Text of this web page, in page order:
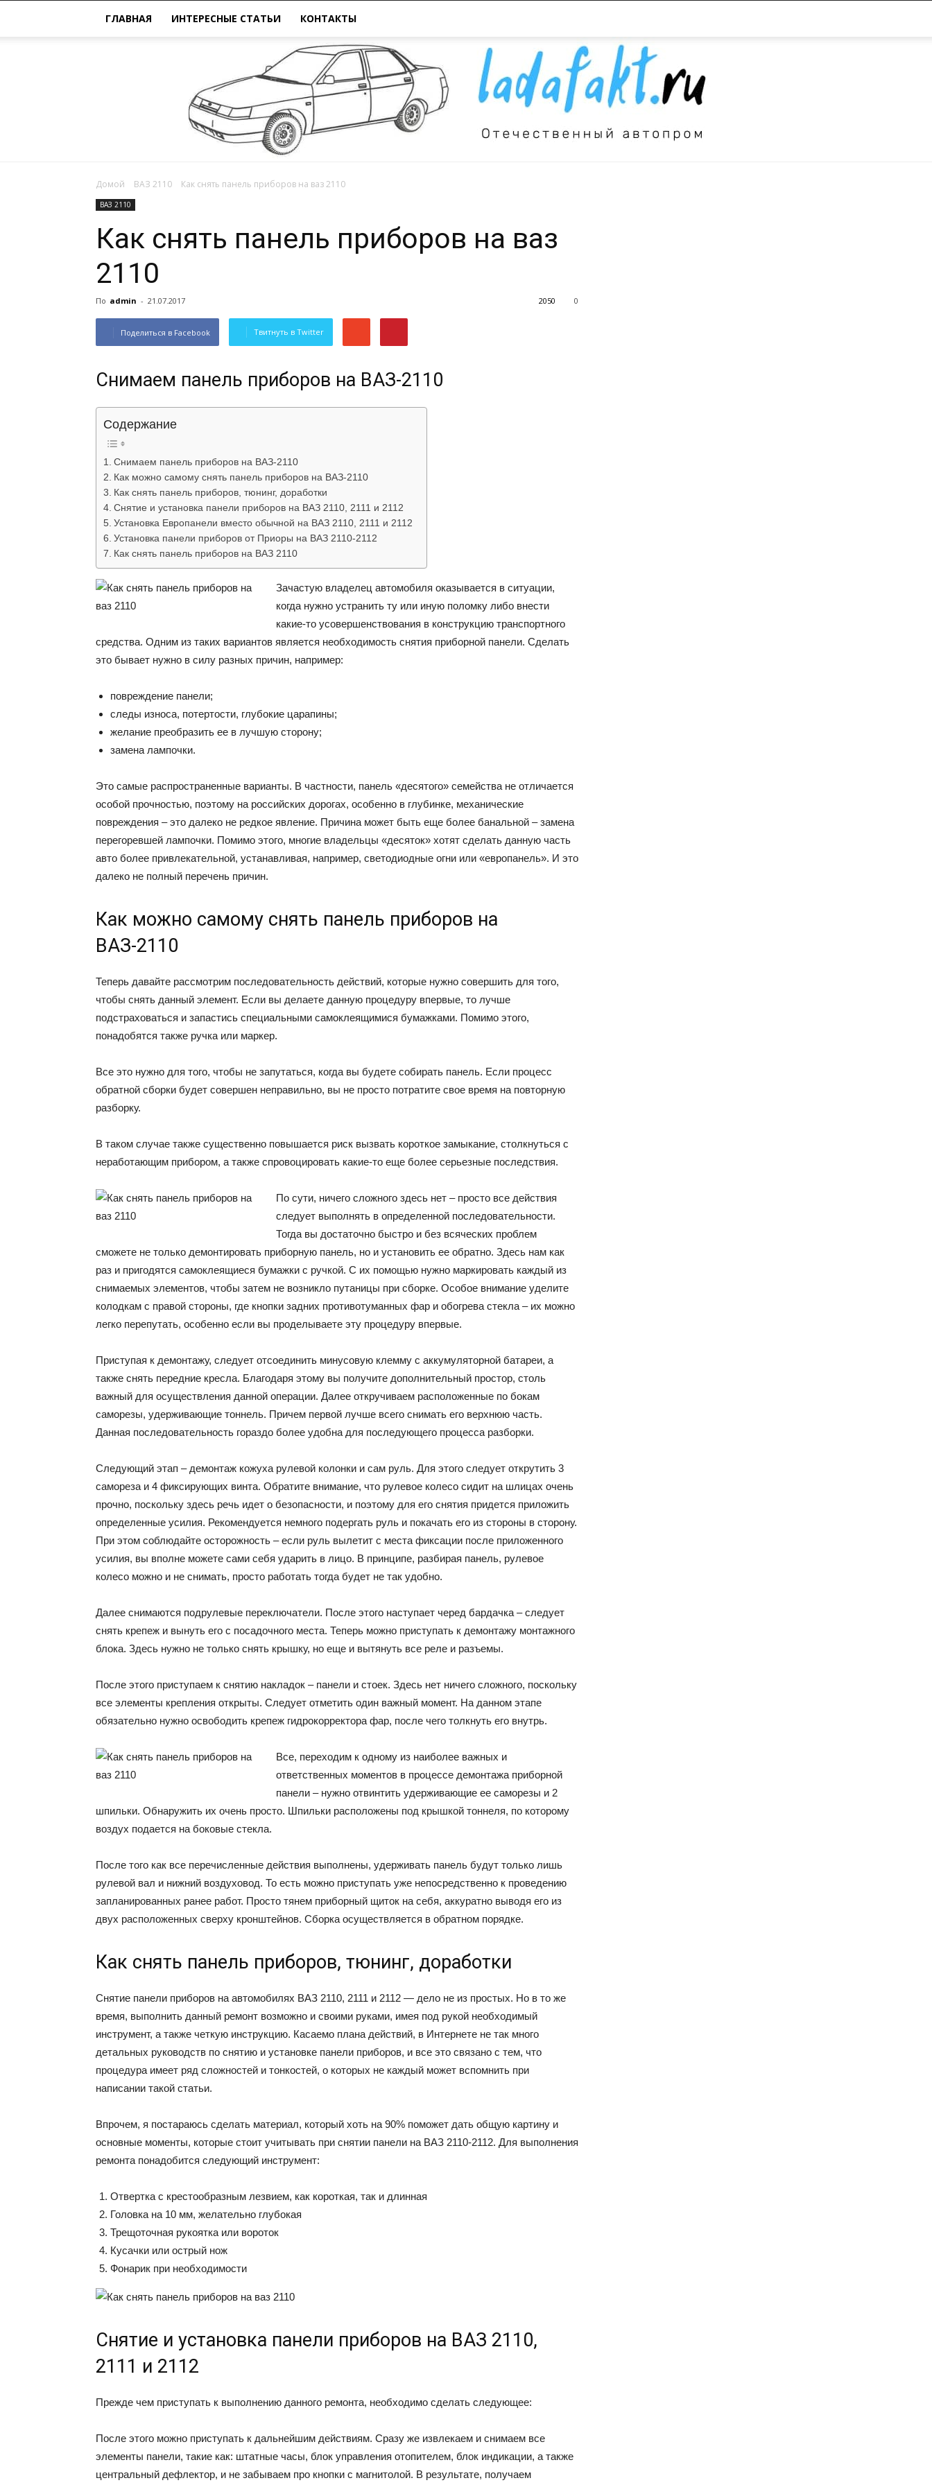
ГЛАВНАЯ ИНТЕРЕСНЫЕ СТАТЬИ КОНТАКТЫ
Домой ВАЗ 2110 Как снять панель приборов на ваз 2110
ВАЗ 2110
Как снять панель приборов на ваз
2110
По admin - 21.07.2017 0
2050
Поделиться в Facebook Твитнуть в Twitter
Снимаем панель приборов на ВАЗ-2110
Содержание
Снимаем панель приборов на ВАЗ-2110
Как можно самому снять панель приборов на ВАЗ-2110
Как снять панель приборов, тюнинг, доработки
Снятие и установка панели приборов на ВАЗ 2110, 2111 и 2112
Установка Европанели вместо обычной на ВАЗ 2110, 2111 и 2112
Установка панели приборов от Приоры на ВАЗ 2110-2112
Как снять панель приборов на ВАЗ 2110
Зачастую владелец автомобиля оказывается в ситуации,
когда нужно устранить ту или иную поломку либо внести
какие-то усовершенствования в конструкцию транспортного
средства. Одним из таких вариантов является необходимость снятия приборной панели. Сделать
это бывает нужно в силу разных причин, например:
повреждение панели;
следы износа, потертости, глубокие царапины;
желание преобразить ее в лучшую сторону;
замена лампочки.
Это самые распространенные варианты. В частности, панель «десятого» семейства не отличается
особой прочностью, поэтому на российских дорогах, особенно в глубинке, механические
повреждения – это далеко не редкое явление. Причина может быть еще более банальной – замена
перегоревшей лампочки. Помимо этого, многие владельцы «десяток» хотят сделать данную часть
авто более привлекательной, устанавливая, например, светодиодные огни или «европанель». И это
далеко не полный перечень причин.
Как можно самому снять панель приборов на
ВАЗ-2110
Теперь давайте рассмотрим последовательность действий, которые нужно совершить для того,
чтобы снять данный элемент. Если вы делаете данную процедуру впервые, то лучше
подстраховаться и запастись специальными самоклеящимися бумажками. Помимо этого,
понадобятся также ручка или маркер.
Все это нужно для того, чтобы не запутаться, когда вы будете собирать панель. Если процесс
обратной сборки будет совершен неправильно, вы не просто потратите свое время на повторную
разборку.
В таком случае также существенно повышается риск вызвать короткое замыкание, столкнуться с
неработающим прибором, а также спровоцировать какие-то еще более серьезные последствия.
По сути, ничего сложного здесь нет – просто все действия
следует выполнять в определенной последовательности.
Тогда вы достаточно быстро и без всяческих проблем
сможете не только демонтировать приборную панель, но и установить ее обратно. Здесь нам как
раз и пригодятся самоклеящиеся бумажки с ручкой. С их помощью нужно маркировать каждый из
снимаемых элементов, чтобы затем не возникло путаницы при сборке. Особое внимание уделите
колодкам с правой стороны, где кнопки задних противотуманных фар и обогрева стекла – их можно
легко перепутать, особенно если вы проделываете эту процедуру впервые.
Приступая к демонтажу, следует отсоединить минусовую клемму с аккумуляторной батареи, а
также снять передние кресла. Благодаря этому вы получите дополнительный простор, столь
важный для осуществления данной операции. Далее откручиваем расположенные по бокам
саморезы, удерживающие тоннель. Причем первой лучше всего снимать его верхнюю часть.
Данная последовательность гораздо более удобна для последующего процесса разборки.
Следующий этап – демонтаж кожуха рулевой колонки и сам руль. Для этого следует открутить 3
самореза и 4 фиксирующих винта. Обратите внимание, что рулевое колесо сидит на шлицах очень
прочно, поскольку здесь речь идет о безопасности, и поэтому для его снятия придется приложить
определенные усилия. Рекомендуется немного подергать руль и покачать его из стороны в сторону.
При этом соблюдайте осторожность – если руль вылетит с места фиксации после приложенного
усилия, вы вполне можете сами себя ударить в лицо. В принципе, разбирая панель, рулевое
колесо можно и не снимать, просто работать тогда будет не так удобно.
Далее снимаются подрулевые переключатели. После этого наступает черед бардачка – следует
снять крепеж и вынуть его с посадочного места. Теперь можно приступать к демонтажу монтажного
блока. Здесь нужно не только снять крышку, но еще и вытянуть все реле и разъемы.
После этого приступаем к снятию накладок – панели и стоек. Здесь нет ничего сложного, поскольку
все элементы крепления открыты. Следует отметить один важный момент. На данном этапе
обязательно нужно освободить крепеж гидрокорректора фар, после чего толкнуть его внутрь.
Все, переходим к одному из наиболее важных и
ответственных моментов в процессе демонтажа приборной
панели – нужно отвинтить удерживающие ее саморезы и 2
шпильки. Обнаружить их очень просто. Шпильки расположены под крышкой тоннеля, по которому
воздух подается на боковые стекла.
После того как все перечисленные действия выполнены, удерживать панель будут только лишь
рулевой вал и нижний воздуховод. То есть можно приступать уже непосредственно к проведению
запланированных ранее работ. Просто тянем приборный щиток на себя, аккуратно выводя его из
двух расположенных сверху кронштейнов. Сборка осуществляется в обратном порядке.
Как снять панель приборов, тюнинг, доработки
Снятие панели приборов на автомобилях ВАЗ 2110, 2111 и 2112 — дело не из простых. Но в то же
время, выполнить данный ремонт возможно и своими руками, имея под рукой необходимый
инструмент, а также четкую инструкцию. Касаемо плана действий, в Интернете не так много
детальных руководств по снятию и установке панели приборов, и все это связано с тем, что
процедура имеет ряд сложностей и тонкостей, о которых не каждый может вспомнить при
написании такой статьи.
Впрочем, я постараюсь сделать материал, который хоть на 90% поможет дать общую картину и
основные моменты, которые стоит учитывать при снятии панели на ВАЗ 2110-2112. Для выполнения
ремонта понадобится следующий инструмент:
Отвертка с крестообразным лезвием, как короткая, так и длинная
Головка на 10 мм, желательно глубокая
Трещоточная рукоятка или вороток
Кусачки или острый нож
Фонарик при необходимости
Снятие и установка панели приборов на ВАЗ 2110,
2111 и 2112
Прежде чем приступать к выполнению данного ремонта, необходимо сделать следующее:
После этого можно приступать к дальнейшим действиям. Сразу же извлекаем и снимаем все
элементы панели, такие как: штатные часы, блок управления отопителем, блок индикации, а также
центральный дефлектор, и не забываем про кнопки с магнитолой. В результате, получаем